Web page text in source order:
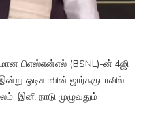
பிஎஸ்என்எல் (BSNL)-ன் 4ஜி
ஒடிசாவின் ஜார்சுகுடாவில்
இனி நாடு முழுவதும்